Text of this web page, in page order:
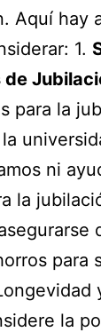
Aquí hay
1.
para la
ni
la
para
la